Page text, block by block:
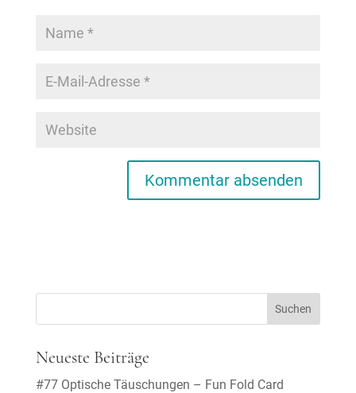
Neueste Beiträge
#77 Optische Täuschungen – Fun Fold Card